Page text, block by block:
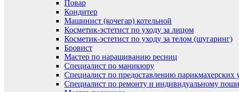
Повар
Кондитер
Машинист (кочегар) котельной
Косметик-эстетист по уходу за лицом
Косметик-эстетист по уходу за телом (шугаринг)
Бровист
Мастер по наращиванию ресниц
Специалист по маникюру
Специалист по предоставлению парикмахерских
Специалист по ремонту и индивидуальному